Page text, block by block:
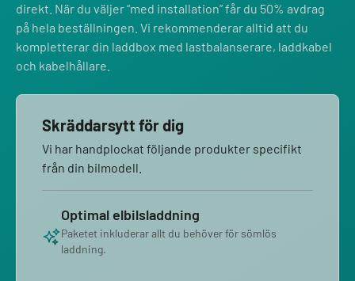
direkt. När du väljer “med installation” får du 50% avdrag
på hela beställningen. Vi rekommenderar alltid att du
kompletterar din laddbox med lastbalanserare, laddkabel
och kabelhållare.
Skräddarsytt för dig
Vi har handplockat följande produkter specifikt
från din bilmodell.
Optimal elbilsladdning
Paketet inkluderar allt du behöver för sömlös
laddning.